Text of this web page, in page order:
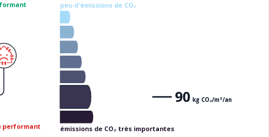
performant
peu d'émissions de CO₂
émissions de CO₂ très importantes
90 kg CO₂/m²/an